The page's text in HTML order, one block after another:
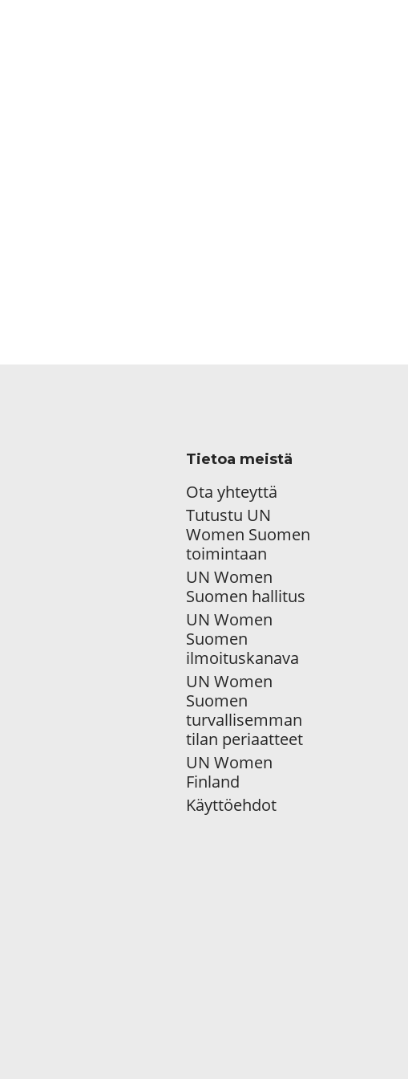
Tietoa meistä
Ota yhteyttä
Tutustu UN
Women Suomen
toimintaan
UN Women
Suomen hallitus
UN Women
Suomen
ilmoituskanava
UN Women
Suomen
turvallisemman
tilan periaatteet
UN Women
Finland
Käyttöehdot